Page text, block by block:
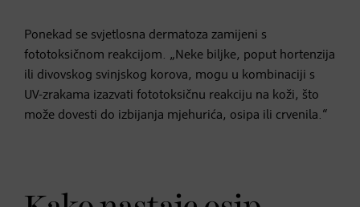
Ponekad se svjetlosna dermatoza zamijeni s
fototoksičnom reakcijom. „Neke biljke, poput hortenzija
ili divovskog svinjskog korova, mogu u kombinaciji s
UV-zrakama izazvati fototoksičnu reakciju na koži, što
može dovesti do izbijanja mjehurića, osipa ili crvenila.“